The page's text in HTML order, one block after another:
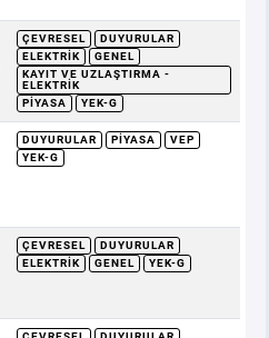
ÇEVRESEL
DUYURULAR
ELEKTRIK
GENEL
KAYIT VE UZLAŞTIRMA -
ELEKTRIK
PIYASA
YEK-G
DUYURULAR PIYASA
VEP
YEK-G
ÇEVRESEL
DUYURULAR
ELEKTRIK
GENEL YEK-G